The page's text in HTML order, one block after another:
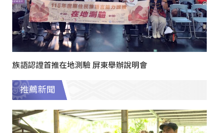
族語認證首推在地測驗 屏東舉辦說明會
推薦新聞